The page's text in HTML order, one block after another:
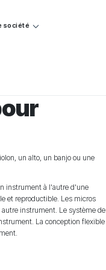
société
un alto, un banjo ou une
instrument à l'autre d'une
et reproductible. Les micros
instrument. Le système de
La conception flexible